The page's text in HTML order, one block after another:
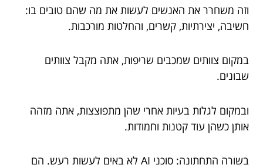
וזה משחרר את האנשים לעשות את מה שהם טובים בו:
חשיבה, יצירתיות, קשרים, והחלטות מורכבות.
במקום צוותים שמכבים שריפות, אתה מקבל צוותים
שבונים.
ובמקום לגלות בעיות אחרי שהן מתפוצצות, אתה מזהה
אותן כשהן עוד קטנות וחמודות.
בשורה התחתונה: סוכני AI לא באים לעשות רעש. הם